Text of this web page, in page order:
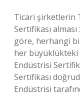
Ticari şirketlerin
Sertifikası
göre, herhangi
her
Endüstrisi
Sertifikası
Endüstrisi